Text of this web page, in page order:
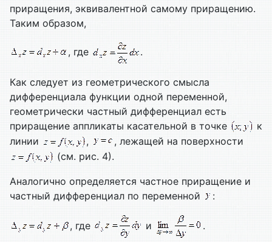
приращения, эквивалентной самому приращению.
Таким образом,
, где .
Как следует из геометрического смысла
дифференциала функции одной переменной,
геометрически частный дифференциал есть
приращение аппликаты касательной в точке
к
линии
,
, лежащей на поверхности
(см. рис. 4).
Аналогично определяется частное приращение и
частный дифференциал по переменной
:
, где и .